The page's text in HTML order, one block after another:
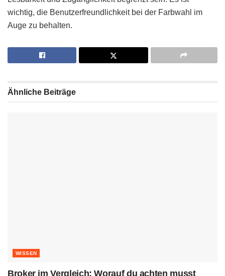
wichtig, die Benutzerfreundlichkeit bei der Farbwahl im
Auge zu behalten.
Ähnliche Beiträge
WISSEN
Broker im Vergleich: Worauf du achten musst